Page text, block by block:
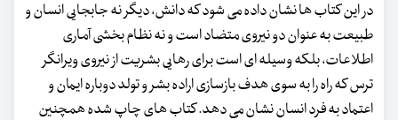
در این کتاب ها نشان داده می شود که دانش، دیگر نه جابجایی انسان و
طبیعت به عنوان دو نیروی متضاد است و نه نظام بخشی آماری
اطلاعات، بلکه وسیله ای است برای رهایی بشریت از نیروی ویرانگر
ترس که راه را به سوی هدف بازسازی اراده بشر و تولد دوباره ایمان و
اعتماد به فرد انسان نشان می دهد. کتاب های چاپ شده همچنین